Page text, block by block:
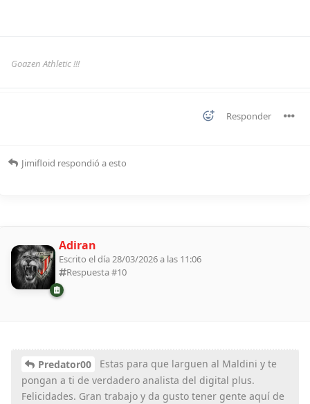
Goazen Athletic !!!
Responder
Jimifloid respondió a esto
Adiran
Escrito el día 28/03/2026 a las 11:06
Respuesta #10
Predator00
Estas para que larguen al Maldini y te
pongan a ti de verdadero analista del digital plus.
Felicidades. Gran trabajo y da gusto tener gente aquí de